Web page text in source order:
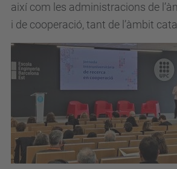
així com les administracions de
i de cooperació, tant de l’àmbit